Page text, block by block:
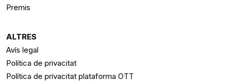
Premis
ALTRES
Avís legal
Política de privacitat
Política de privacitat plataforma OTT